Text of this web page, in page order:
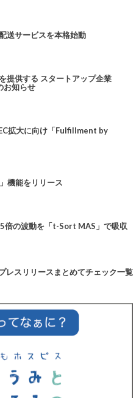
送サービスを本格始動
提供する スタートアップ企業
お知らせ
拡大に向け「Fulfillment by
機能をリリース
倍の波動を「t-Sort MAS」で吸収
レスリリースまとめてチェック一覧